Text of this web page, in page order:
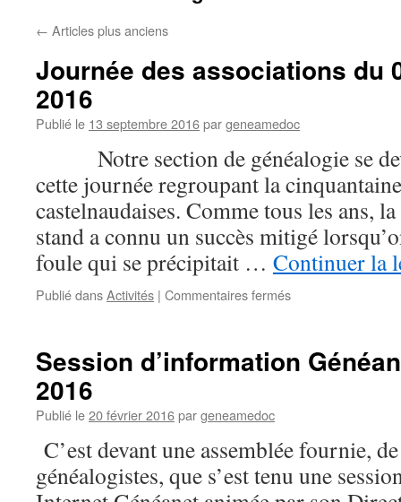
← Articles plus anciens
Journée des associations du
2016
Publié le 13 septembre 2016pargeneamedoc
Notre section de généalogie se
cette journée regroupant la
castelnaudaises. Comme tous les ans,
stand a connu un succès mitigé
foule qui se précipitait … Continuer la
Publié dansActivités | Commentaires ferméssur
du
Session d’information
2016
Publié le20 février 2016pargeneamedoc
C’est devant une assemblée fournie,
généalogistes, que s’est tenu une